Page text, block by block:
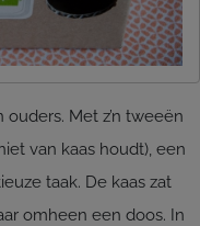
Met z’n tweeën
van kaas houdt), een
taak. De kaas zat
omheen een doos. In